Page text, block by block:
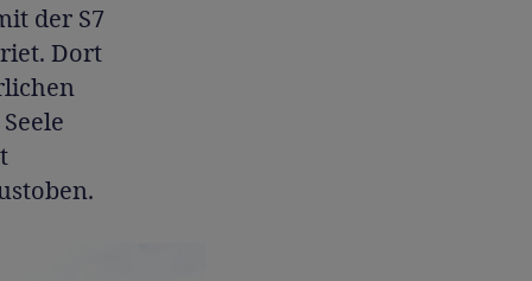
der S7
Dort